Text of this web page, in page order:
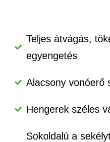
Teljes átvágás,
egyengetés
Alacsony vonóerő
Hengerek széles
Sokoldalú a